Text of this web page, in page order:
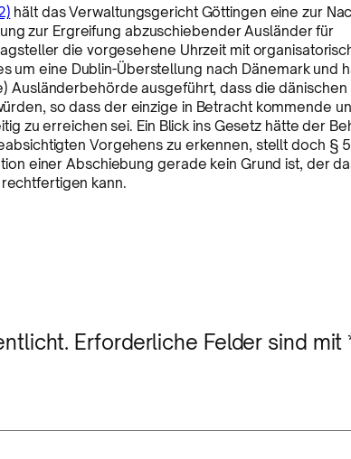
hält das Verwaltungsgericht Göttingen eine zur
zur Ergreifung abzuschiebender Ausländer für
die vorgesehene Uhrzeit mit
um eine Dublin-Überstellung nach Dänemark und
Ausländerbehörde ausgeführt, dass die dänischen
so dass der einzige in Betracht kommende
zu erreichen sei. Ein Blick ins Gesetz hätte der
Vorgehens zu erkennen, stellt doch §
einer Abschiebung gerade kein Grund ist, der
kann.
Erforderliche Felder sind mit